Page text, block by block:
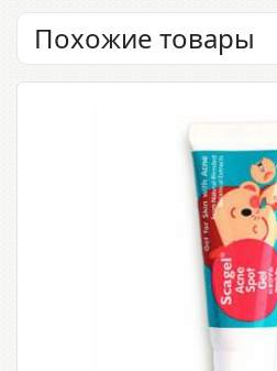
Похожие товары